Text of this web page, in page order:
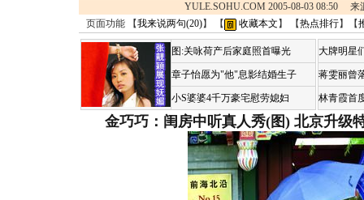
YULE.SOHU.COM 2005-08-03 08:50 来
页面功能 【我来说两句(20)】 【 收藏本文 】 【热点排行】【
图:关咏荷产后家庭照首曝光
章子怡愿为"他"息影结婚生子
小S婆婆4千万豪宅慰劳媳妇
大牌明星
蒋雯丽曾
林青霞首
金巧巧：闺房中听真人秀(图) 北京升级